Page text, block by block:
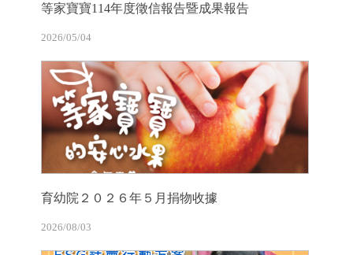
等家寶寶114年度徵信報告暨成果報告
2026/05/04
育幼院２０２６年５月捐物收據
2026/08/03